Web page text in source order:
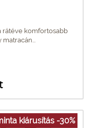
rátéve komfortosabb
kiárusítás -30%